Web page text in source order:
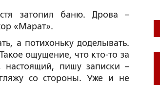
затопил баню. Дрова –
«Марат».
а потихоньку доделывать.
ощущение, что кто-то за
настоящий, пишу записки –
со стороны. Уже и не